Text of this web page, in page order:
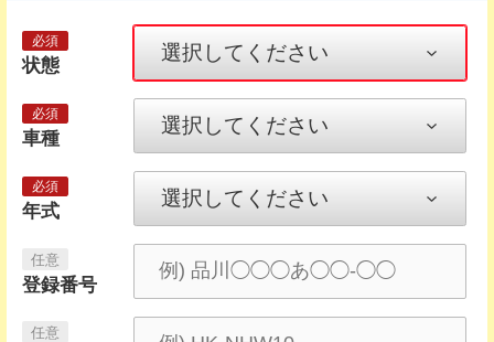
状態
車種
年式
登録番号